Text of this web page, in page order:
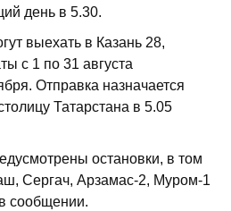
день в 5.30.
выехать в Казань 28,
с 1 по 31 августа
Отправка назначается
Татарстана в 5.05
остановки, в том
Сергач, Арзамас-2, Муром-1
сообщении.